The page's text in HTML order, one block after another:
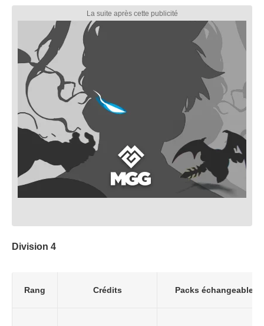
Division 4
Rang Crédits Packs échangeables